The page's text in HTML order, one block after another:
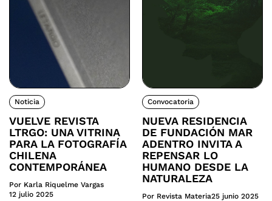
Noticia
VUELVE REVISTA
LTRGO: UNA VITRINA
PARA LA FOTOGRAFÍA
CHILENA
CONTEMPORÁNEA
Por Karla Riquelme Vargas
12 julio 2025
Convocatoria
NUEVA RESIDENCIA
DE FUNDACIÓN MAR
ADENTRO INVITA A
REPENSAR LO
HUMANO DESDE LA
NATURALEZA
Por Revista Materia25 junio 2025